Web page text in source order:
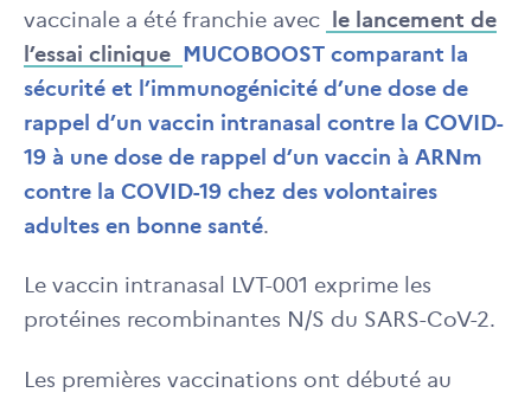
vaccinale a été franchie avec le lancement de
l’essai clinique MUCOBOOST comparant la
sécurité et l’immunogénicité d’une dose de
rappel d’un vaccin intranasal contre la COVID-
19 à une dose de rappel d’un vaccin à ARNm
contre la COVID-19 chez des volontaires
adultes en bonne santé.
Le vaccin intranasal LVT-001 exprime les
protéines recombinantes N/S du SARS-CoV-2.
Les premières vaccinations ont débuté au